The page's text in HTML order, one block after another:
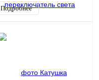
Подробнее